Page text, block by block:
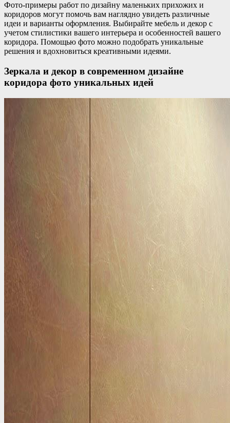
Фото-примеры работ по дизайну маленьких прихожих и
коридоров могут помочь вам наглядно увидеть различные
идеи и варианты оформления. Выбирайте мебель и декор с
учетом стилистики вашего интерьера и особенностей вашего
коридора. Помощью фото можно подобрать уникальные
решения и вдохновиться креативными идеями.
Зеркала и декор в современном дизайне
коридора фото уникальных идей